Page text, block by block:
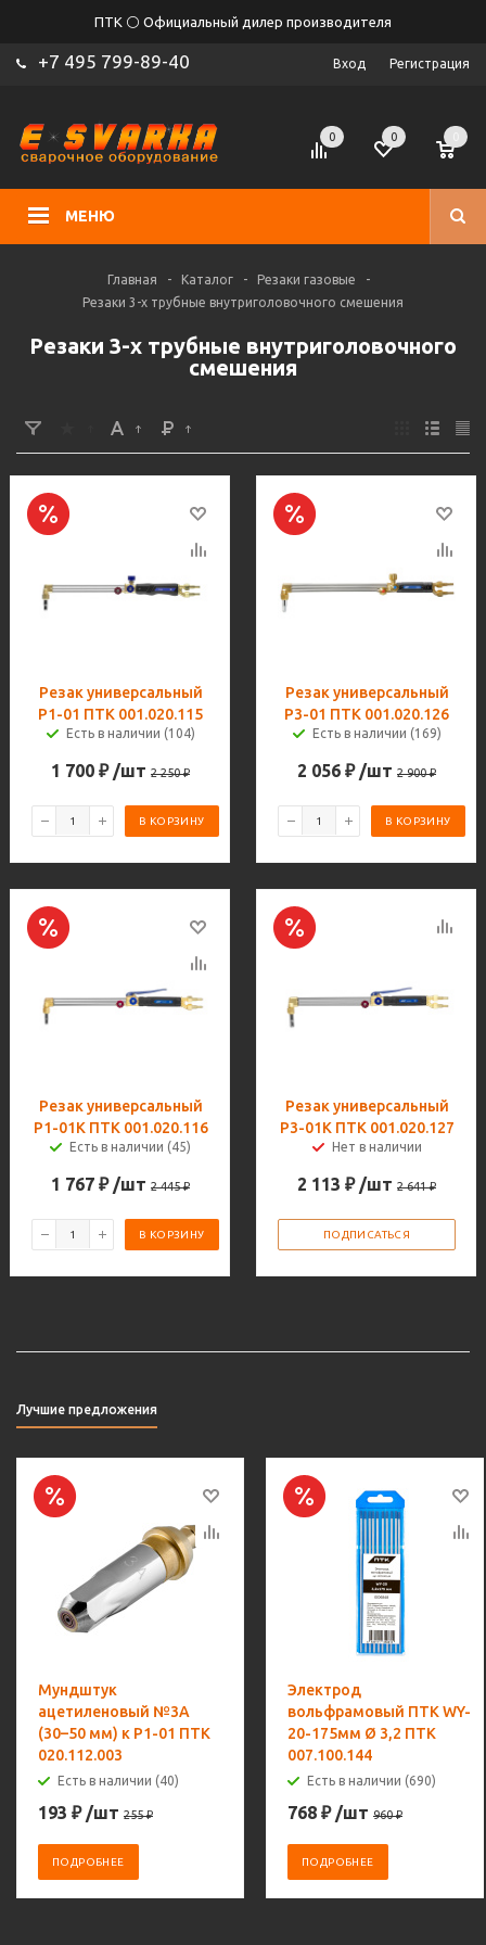
ПТК ⚪ Официальный дилер производителя
+7 495 799-89-40 Вход Регистрация
МЕНЮ
0 0
Главная - Каталог - Резаки газовые
-
Резаки 3-х трубные внутриголовочного смешения
Резаки 3-х трубные внутриголовочного
смешения
Резак универсальный
Р1-01 ПТК 001.020.115
Есть в наличии (104)
1 700 ₽ /шт 2 250₽
В КОРЗИНУ
Резак универсальный
Р3-01 ПТК 001.020.126
Есть в наличии (169)
2 056 ₽ /шт 2 900₽
В КОРЗИНУ
Резак универсальный
Р1-01К ПТК 001.020.116
Есть в наличии (45)
1 767 ₽ /шт 2 445₽
В КОРЗИНУ
Резак универсальный
Р3-01К ПТК 001.020.127
Нет в наличии
2 113 ₽ /шт 2 641₽
ПОДПИСАТЬСЯ
Лучшие предложения
Мундштук
ацетиленовый №3А
(30–50 мм) к Р1-01 ПТК
020.112.003
Есть в наличии (40)
193 ₽ /шт 255₽
ПОДРОБНЕЕ
Электрод
вольфрамовый ПТК WY-
20-175мм Ø 3,2 ПТК
007.100.144
Есть в наличии (690)
768 ₽ /шт 960₽
ПОДРОБНЕЕ